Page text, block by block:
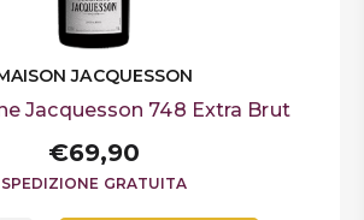
JACQUESSON
Jacquesson 748 Extra Brut
€69,90
SPEDIZIONE GRATUITA